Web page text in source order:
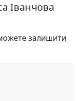
Іванчова
залишити